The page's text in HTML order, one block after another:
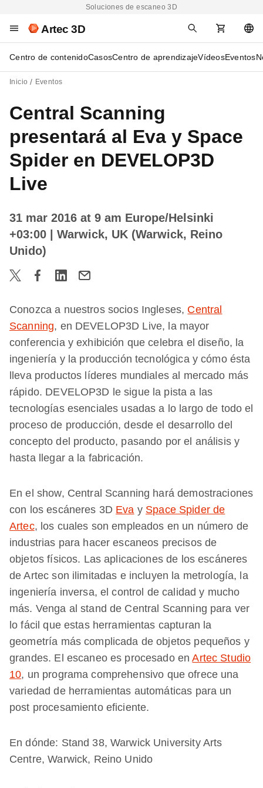
Soluciones de escaneo 3D
Artec 3D
Centro de contenidoCasosCentro de aprendizajeVídeosEventos
Inicio Eventos
Central Scanning
presentará al Eva y Space
Spider en DEVELOP3D
Live
31 mar 2016 at 9 am Europe/Helsinki
+03:00
| Warwick, UK (Warwick, Reino
Unido)
Conozca a nuestros socios Ingleses, Central
Scanning, en DEVELOP3D Live, la mayor
conferencia y exhibición que celebra el diseño, la
ingeniería y la producción tecnológica y cómo ésta
lleva productos líderes mundiales al mercado más
rápido. DEVELOP3D le sigue la pista a las
tecnologías esenciales usadas a lo largo de todo el
proceso de producción, desde el desarrollo del
concepto del producto, pasando por el análisis y
hasta llegar a la fabricación.
En el show, Central Scanning hará demostraciones
con los escáneres 3D Eva y Space Spider de
Artec, los cuales son empleados en un número de
industrias para hacer escaneos precisos de
objetos físicos. Las aplicaciones de los escáneres
de Artec son ilimitadas e incluyen la metrología, la
ingeniería inversa, el control de calidad y mucho
más. Venga al stand de Central Scanning para ver
lo fácil que estas herramientas capturan la
geometría más complicada de objetos pequeños y
grandes. El escaneo es procesado enArtec Studio
10, un programa comprehensivo que ofrece una
variedad de herramientas automáticas para un
post procesamiento eficiente.
En dónde: Stand 38, Warwick University Arts
Centre, Warwick, Reino Unido